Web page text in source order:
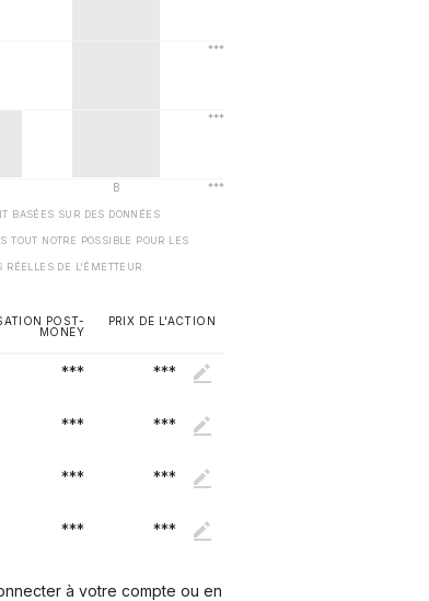
BASÉES SUR DES DONNÉES
TOUT NOTRE POSSIBLE POUR LES
DE L'ÉMETTEUR.
POST-
MONEY
PRIX DE L'ACTION
*** ***
*** ***
*** ***
*** ***
à votre compte ou en